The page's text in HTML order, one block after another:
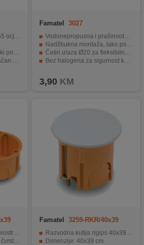
Famatel 3027
Vodonepropusna i prašinootporna sa IP65 zaštitom.
Nadžbukna montaža, lako povezivanje električnih kablova.
Četiri ulaza Ø20 za fleksibilnost u povezivanju.
Bez halogena za sigurnost korisnika i okoline.
3,90 KM
mm
tijela
Famatel 3259-RKR/40x39
Razvodna kutija rigips 40x39, IP30
Dimenzije: 40x39 cm